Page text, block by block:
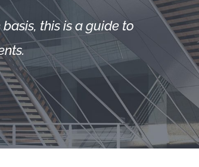
this is a guide to